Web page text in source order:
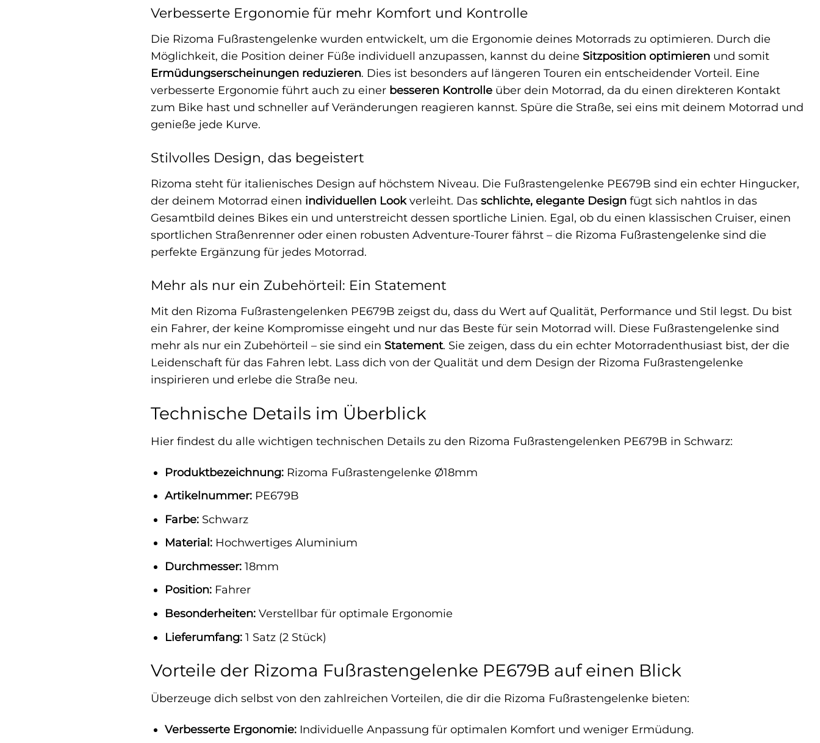
Verbesserte Ergonomie für mehr Komfort und Kontrolle
Die Rizoma Fußrastengelenke wurden entwickelt, um die Ergonomie deines Motorrads zu optimieren. Durch die
Möglichkeit, die Position deiner Füße individuell anzupassen, kannst du deine Sitzposition optimieren und somit
Ermüdungserscheinungen reduzieren. Dies ist besonders auf längeren Touren ein entscheidender Vorteil. Eine
verbesserte Ergonomie führt auch zu einer besseren Kontrolle über dein Motorrad, da du einen direkteren Kontakt
zum Bike hast und schneller auf Veränderungen reagieren kannst. Spüre die Straße, sei eins mit deinem Motorrad und
genieße jede Kurve.
Stilvolles Design, das begeistert
Rizoma steht für italienisches Design auf höchstem Niveau. Die Fußrastengelenke PE679B sind ein echter Hingucker,
der deinem Motorrad einen individuellen Look verleiht. Das schlichte, elegante Design fügt sich nahtlos in das
Gesamtbild deines Bikes ein und unterstreicht dessen sportliche Linien. Egal, ob du einen klassischen Cruiser, einen
sportlichen Straßenrenner oder einen robusten Adventure-Tourer fährst – die Rizoma Fußrastengelenke sind die
perfekte Ergänzung für jedes Motorrad.
Mehr als nur ein Zubehörteil: Ein Statement
Mit den Rizoma Fußrastengelenken PE679B zeigst du, dass du Wert auf Qualität, Performance und Stil legst. Du bist
ein Fahrer, der keine Kompromisse eingeht und nur das Beste für sein Motorrad will. Diese Fußrastengelenke sind
mehr als nur ein Zubehörteil – sie sind ein Statement. Sie zeigen, dass du ein echter Motorradenthusiast bist, der die
Leidenschaft für das Fahren lebt. Lass dich von der Qualität und dem Design der Rizoma Fußrastengelenke
inspirieren und erlebe die Straße neu.
Technische Details im Überblick
Hier findest du alle wichtigen technischen Details zu den Rizoma Fußrastengelenken PE679B in Schwarz:
Produktbezeichnung:Rizoma Fußrastengelenke Ø18mm
Artikelnummer:PE679B
Farbe:Schwarz
Material:Hochwertiges Aluminium
Durchmesser:18mm
Position:Fahrer
Besonderheiten:Verstellbar für optimale Ergonomie
Lieferumfang:1 Satz (2 Stück)
Vorteile der Rizoma Fußrastengelenke PE679B auf einen Blick
Überzeuge dich selbst von den zahlreichen Vorteilen, die dir die Rizoma Fußrastengelenke bieten:
Verbesserte Ergonomie:Individuelle Anpassung für optimalen Komfort und weniger Ermüdung.